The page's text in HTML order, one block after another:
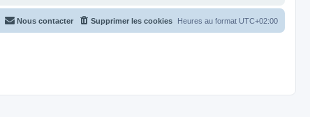
Heures au format UTC+02:00
Supprimer les cookies
Nous contacter